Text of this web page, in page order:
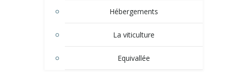
Hébergements
La viticulture
Equivallée